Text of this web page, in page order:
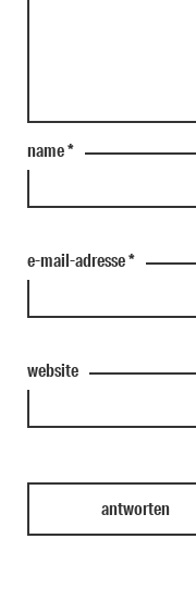
name*
e-mail-adresse*
website